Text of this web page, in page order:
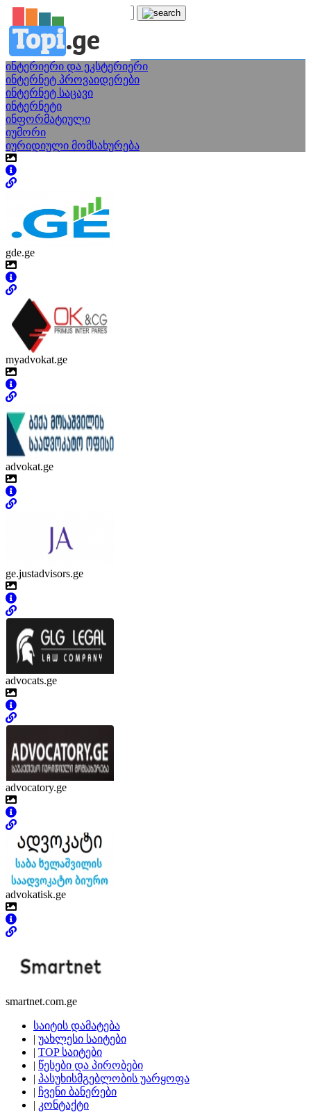
Topi.ge
კატეგორია: ი
ინტერიერი და ეკსტერიერი
ინტერნეტ პროვაიდერები
ინტერნეტ საცავი
ინტერნეტი
ინფორმატიული
იუმორი
იურიდიული მომსახურება
gde.ge
myadvokat.ge
advokat.ge
ge.justadvisors.ge
advocats.ge
advocatory.ge
advokatisk.ge
smartnet.com.ge
საიტის დამატება
| უახლესი საიტები
| TOP საიტები
| წესები და პირობები
| პასუხისმგებლობის უარყოფა
| ჩვენი ბანერები
| კონტაქტი